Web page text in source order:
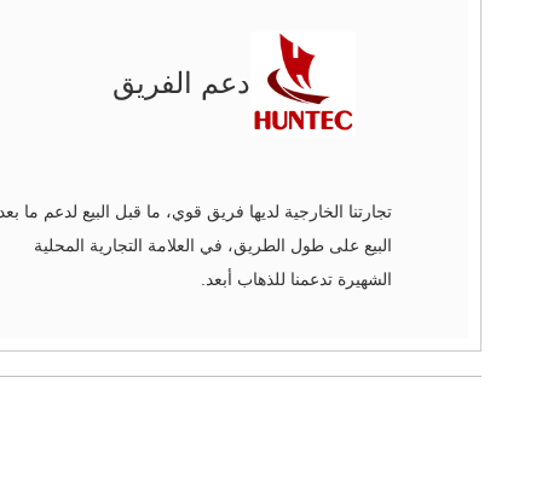
دعم الفريق
تجارتنا الخارجية لديها فريق قوي، ما قبل البيع لدعم ما بعد
البيع على طول الطريق، في العلامة التجارية المحلية
الشهيرة تدعمنا للذهاب أبعد.